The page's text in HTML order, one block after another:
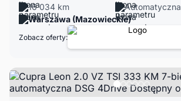
16 034 km
Automatyczna
Warszawa (Mazowieckie)
Zobacz oferty: